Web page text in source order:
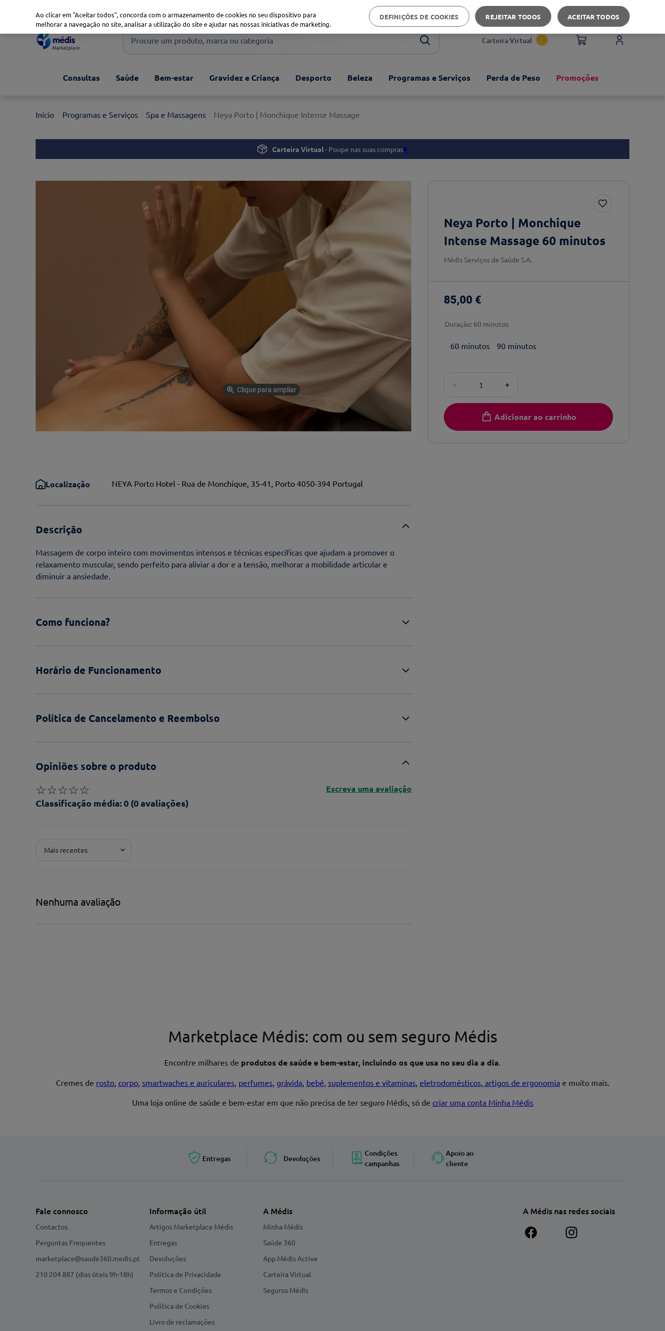
Apoio ao cliente
Procure um produto, marca ou categoria
1º xiaomi
3º now
Carteira Virtual
Consultas Saúde Bem-estar Gravidez e Criança Desporto Beleza Programas e Serviços Perda de Peso Promoções
Programas e Serviços Spa e Massagens Neya Porto | Monchique Intense Massage
Carteira Virtual- Poupe nas suas compras▶️
Clique para ampliar
Localização NEYA Porto Hotel - Rua de Monchique, 35-41, Porto 4050-394 Portugal
Descrição
Massagem de corpo inteiro com movimentos intensos e técnicas específicas que ajudam a promover o
relaxamento muscular, sendo perfeito para aliviar a dor e a tensão, melhorar a mobilidade articular e
diminuir a ansiedade.
Como funciona?
Horário de Funcionamento
Política de Cancelamento e Reembolso
Opiniões sobre o produto
☆☆☆☆☆
Classificação média: 0 (0 avaliações)
Escreva uma avaliação
Pontuação*
Mais recentes
Nenhuma avaliação
Neya Porto | Monchique
Intense Massage 60 minutos
Médis Serviços de Saúde S.A.
85,00 €
Duração: 60 minutos
60 minutos 90 minutos
＋
－
Adicionar ao carrinho
Marketplace Médis: com ou sem seguro Médis
Encontre milhares de produtos de saúde e bem-estar, incluindo os que usa no seu dia a dia.
Cremes de rosto, corpo, smartwaches e auriculares, perfumes, grávida, bebé, suplementos e vitaminas, eletrodomésticos, artigos de ergonomia e muito mais.
Uma loja online de saúde e bem-estar em que não precisa de ter seguro Médis, só de criar uma conta Minha Médis
Entregas Devoluções
Condições
campanhas
Apoio ao
cliente
Fale connosco
Contactos
Perguntas Frequentes
marketplace@saude360.medis.pt
210 204 887 (dias úteis 9h-18h)
Informação útil
Artigos Marketplace Médis
Entregas
Devoluções
Política de Privacidade
Termos e Condições
Política de Cookies
Livro de reclamações
A Médis
Minha Médis
Saúde 360
App Médis Active
Carteira Virtual
Seguros Médis
A Médis nas redes sociais
Ao clicar em "Aceitar todos", concorda com o armazenamento de cookies no seu dispositivo para
melhorar a navegação no site, analisar a utilização do site e ajudar nas nossas iniciativas de marketing.
DEFINIÇÕES DE COOKIES REJEITAR TODOS ACEITAR TODOS